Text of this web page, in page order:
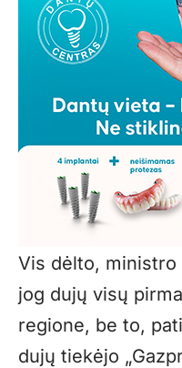
Vis dėlto, ministro
jog dujų visų
regione, be to,
dujų tiekėjo